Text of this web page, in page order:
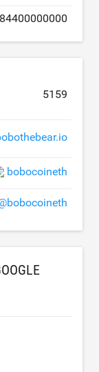
5159
bobocoineth